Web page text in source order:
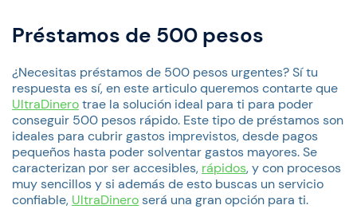
Contáctanos
Préstamos de 500 pesos
¿Necesitas préstamos de 500 pesos urgentes? Sí tu
respuesta es sí, en este articulo queremos contarte que
UltraDinerotrae la solución ideal para ti para poder
conseguir 500 pesos rápido. Este tipo de préstamos son
ideales para cubrir gastos imprevistos, desde pagos
pequeños hasta poder solventar gastos mayores. Se
caracterizan por ser accesibles, rápidos, y con procesos
muy sencillos y si además de esto buscas un servicio
confiable, UltraDineroserá una gran opción para ti.